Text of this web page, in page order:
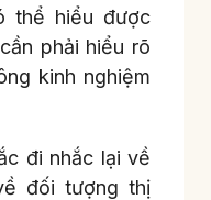
thể hiểu được
phải hiểu rõ
kinh nghiệm
đi nhắc lại về
đối tượng thị